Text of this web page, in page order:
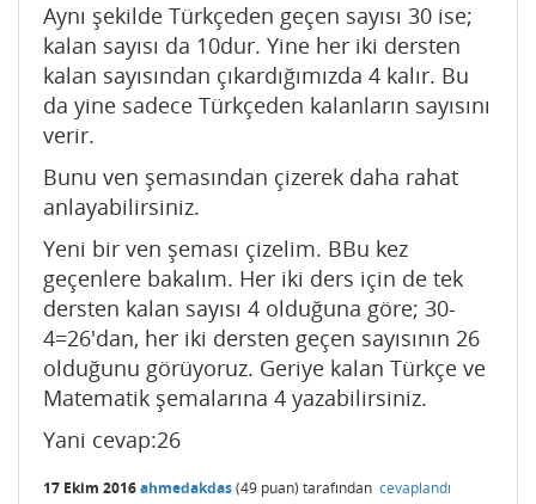
Aynı şekilde Türkçeden geçen sayısı 30 ise;
kalan sayısı da 10dur. Yine her iki dersten
kalan sayısından çıkardığımızda 4 kalır. Bu
da yine sadece Türkçeden kalanların sayısını
verir.
Bunu ven şemasından çizerek daha rahat
anlayabilirsiniz.
Yeni bir ven şeması çizelim. BBu kez
geçenlere bakalım. Her iki ders için de tek
dersten kalan sayısı 4 olduğuna göre; 30-
4=26'dan, her iki dersten geçen sayısının 26
olduğunu görüyoruz. Geriye kalan Türkçe ve
Matematik şemalarına 4 yazabilirsiniz.
Yani cevap:26
17 Ekim 2016ahmedakdas(49 puan) tarafından cevaplandı